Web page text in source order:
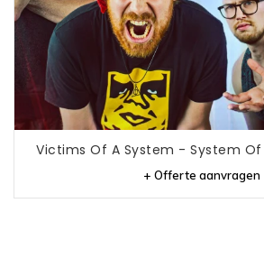
Victims Of A System - System Of
+ Offerte aanvragen